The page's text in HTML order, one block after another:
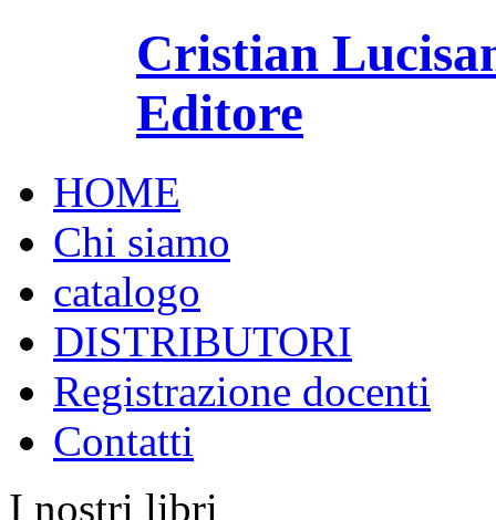
Cristian
Editore
HOME
Chi siamo
catalogo
DISTRIBUTORI
Registrazione docenti
Contatti
I nostri libri